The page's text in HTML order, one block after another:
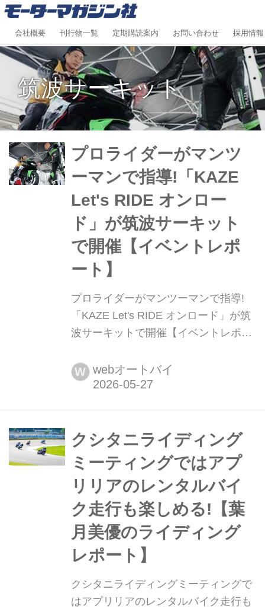
会社概要 刊行物一覧 定期購読案内 お問い合わせ 採用情報
筑波サーキット
プロライダーがマンツ
ーマンで指導!「KAZE
Let's RIDE オンロー
ド」が筑波サーキット
で開催【イベントレポ
ート】
プロライダーがマンツーマンで指導!
「KAZE Let's RIDE オンロード」が筑
波サーキットで開催【イベントレポー
で、「一度はサーキットを走ってみた
い」と考える方は多いのではないでし
んなサーキット走行未経験者や、より
安全にスポーツライディングを楽しみ
たいライダーに向けたイベント
「KAZE Let...
W webオートバイ
クシタニライディング
ミーティングではアプ
リリアのレンタルバイ
ク走行も楽しめる!【葉
月美優のライディング
レポート】
クシタニライディングミーティングで
はアプリリアのレンタルバイク走行も